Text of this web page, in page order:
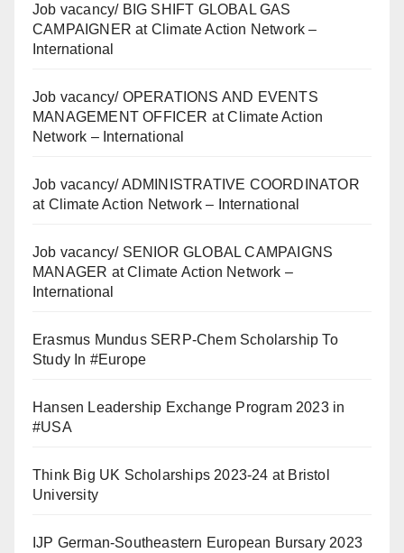
Job vacancy/ BIG SHIFT GLOBAL GAS
CAMPAIGNER at Climate Action Network –
International
Job vacancy/ OPERATIONS AND EVENTS
MANAGEMENT OFFICER at Climate Action
Network – International
Job vacancy/ ADMINISTRATIVE COORDINATOR
at Climate Action Network – International
Job vacancy/ SENIOR GLOBAL CAMPAIGNS
MANAGER at Climate Action Network –
International
Erasmus Mundus SERP-Chem Scholarship To
Study In #Europe
Hansen Leadership Exchange Program 2023 in
#USA
Think Big UK Scholarships 2023-24 at Bristol
University
IJP German-Southeastern European Bursary 2023